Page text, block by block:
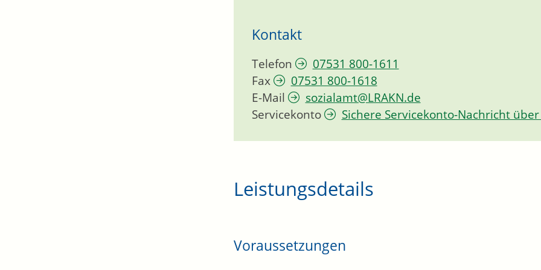
Kontakt
Telefon
07531 800-1611
Fax
07531 800-1618
E-Mail
sozialamt@LRAKN.de
Servicekonto
Sichere Servicekonto-Nachricht
Leistungsdetails
Voraussetzungen